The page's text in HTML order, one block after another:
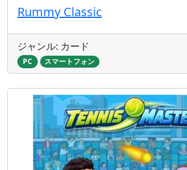
Rummy Classic
ジャンル: カード
PC スマートフォン